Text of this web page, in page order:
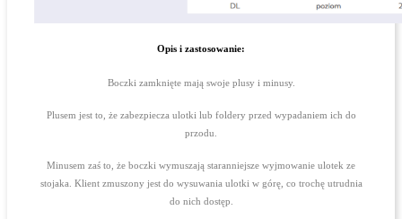
Opis i zastosowanie:
Boczki zamknięte mają swoje plusy i minusy.
Plusem jest to, że zabezpiecza ulotki lub foldery przed wypadaniem ich do
przodu.
Minusem zaś to, że boczki wymuszają staranniejsze wyjmowanie ulotek ze
stojaka. Klient zmuszony jest do wysuwania ulotki w górę, co trochę utrudnia
do nich dostęp.